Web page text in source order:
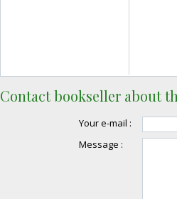
Contact bookseller about
Your e-mail :
Message :